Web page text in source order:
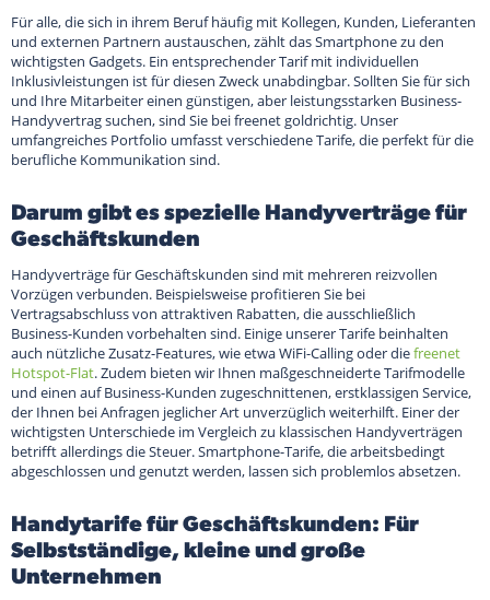
Für alle, die sich in ihrem Beruf häufig mit Kollegen, Kunden, Lieferanten
und externen Partnern austauschen, zählt das Smartphone zu den
wichtigsten Gadgets. Ein entsprechender Tarif mit individuellen
Inklusivleistungen ist für diesen Zweck unabdingbar. Sollten Sie für sich
und Ihre Mitarbeiter einen günstigen, aber leistungsstarken Business-
Handyvertrag suchen, sind Sie bei freenet goldrichtig. Unser
umfangreiches Portfolio umfasst verschiedene Tarife, die perfekt für die
berufliche Kommunikation sind.
Darum gibt es spezielle Handyverträge für
Geschäftskunden
Handyverträge für Geschäftskunden sind mit mehreren reizvollen
Vorzügen verbunden. Beispielsweise profitieren Sie bei
Vertragsabschluss von attraktiven Rabatten, die ausschließlich
Business-Kunden vorbehalten sind. Einige unserer Tarife beinhalten
auch nützliche Zusatz-Features, wie etwa WiFi-Calling oder diefreenet
Hotspot-Flat. Zudem bieten wir Ihnen maßgeschneiderte Tarifmodelle
und einen auf Business-Kunden zugeschnittenen, erstklassigen Service,
der Ihnen bei Anfragen jeglicher Art unverzüglich weiterhilft. Einer der
wichtigsten Unterschiede im Vergleich zu klassischen Handyverträgen
betrifft allerdings die Steuer. Smartphone-Tarife, die arbeitsbedingt
abgeschlossen und genutzt werden, lassen sich problemlos absetzen.
Handytarife für Geschäftskunden: Für
Selbstständige, kleine und große
Unternehmen